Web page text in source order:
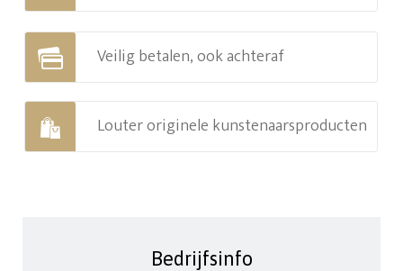
Veilig betalen, ook achteraf
Louter originele kunstenaarsproducten
Bedrijfsinfo